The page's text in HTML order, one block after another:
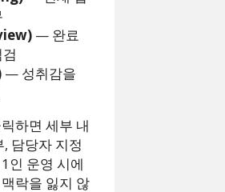
— 완료
— 성취감을
하면 세부 내
담당자 지정
인 운영 시에
락을 잃지 않